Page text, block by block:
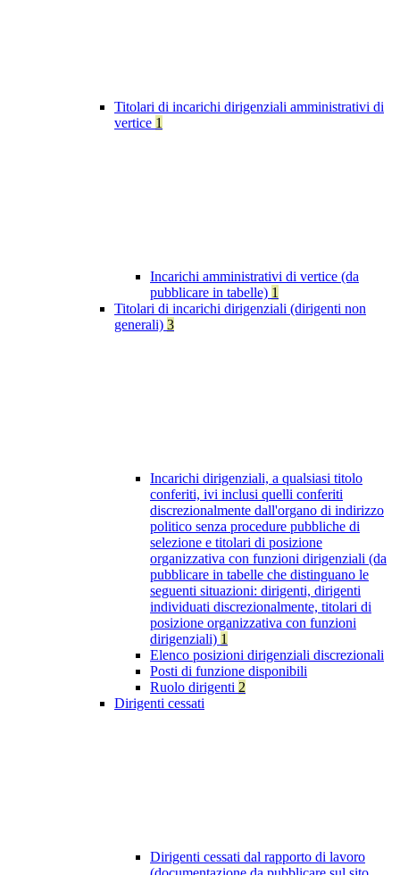
Titolari di incarichi dirigenziali amministrativi di
vertice 1
Incarichi amministrativi di vertice (da
pubblicare in tabelle) 1
Titolari di incarichi dirigenziali (dirigenti non
generali) 3
Incarichi dirigenziali, a qualsiasi titolo
conferiti, ivi inclusi quelli conferiti
discrezionalmente dall'organo di indirizzo
politico senza procedure pubbliche di
selezione e titolari di posizione
organizzativa con funzioni dirigenziali (da
pubblicare in tabelle che distinguano le
seguenti situazioni: dirigenti, dirigenti
individuati discrezionalmente, titolari di
posizione organizzativa con funzioni
dirigenziali) 1
Elenco posizioni dirigenziali discrezionali
Posti di funzione disponibili
Ruolo dirigenti 2
Dirigenti cessati
Dirigenti cessati dal rapporto di lavoro